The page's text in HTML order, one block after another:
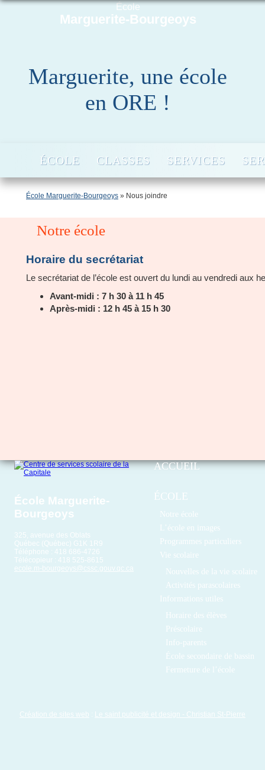
École
Marguerite-Bourgeoys
Marguerite, une école
en ORE !
ÉCOLE CLASSES SERVICES
École Marguerite-Bourgeoys » Nous joindre
Notre école
Horaire du secrétariat
Le secrétariat de l’école est ouvert du lundi au vendredi aux
Avant-midi : 7 h 30 à 11 h 45
Après-midi : 12 h 45 à 15 h 30
École Marguerite-
Bourgeoys
325, avenue des Oblats
Québec (Québec) G1K 1R9
Téléphone : 418 686-4726
Télécopieur : 418 525-8615
ecole.m-bourgeoys@cssc.gouv.qc.ca
ACCUEIL
ÉCOLE
Notre école
L’école en images
Programmes particuliers
Vie scolaire
Nouvelles de la vie scolaire
Activités parascolaires
Informations utiles
Horaire des élèves
Préscolaire
Info-parents
École secondaire de bassin
Fermeture de l’école
Création de sites web : Le saint publicité et design - Christian St-Pierre